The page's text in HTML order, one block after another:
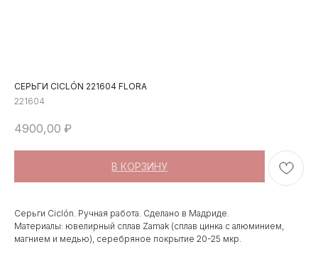
СЕРЬГИ CICLÓN 221604 FLORA
221604
4900,00 ₽
В КОРЗИНУ
Серьги Ciclón. Ручная работа. Сделано в Мадриде.
Материалы: ювелирный сплав Zamak (сплав цинка с алюминием,
магнием и медью), серебряное покрытие 20-25 мкр.